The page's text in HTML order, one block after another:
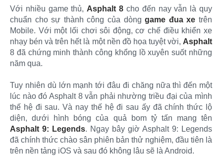
Với nhiều game thủ, Asphalt 8 cho đến nay vẫn là quy
chuẩn cho sự thành công của dònggame đua xe trên
Mobile. Với một lối chơi sôi động, cơ chế điều khiển xe
nhạy bén và trên hết là một nền đồ họa tuyệt vời, Asphalt
8 đã chứng minh thành công khổng lồ xuyên suốt những
năm qua.
Tuy nhiên dù lớn mạnh tới đâu đi chăng nữa thì đến một
lúc nào đó Asphalt 8 vẫn phải nhường triều đại của mình
thế hệ đi sau. Và nay thế hệ đi sau ấy đã chính thức lộ
diện, dưới hình bóng của quả bom tỷ tấn mang tên
Asphalt 9: Legends. Ngay bây giờ Asphalt 9: Legends
đã chính thức chào sân phiên bản thử nghiệm, đầu tiên là
trên nền tảng iOS và sau đó không lâu sẽ là Android.